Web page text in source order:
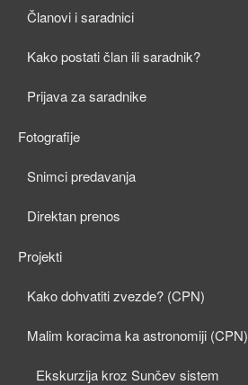
Članovi i saradnici
Kako postati član ili saradnik?
Prijava za saradnike
Fotografije
Snimci predavanja
Direktan prenos
Projekti
Kako dohvatiti zvezde? (CPN)
Malim koracima ka astronomiji (CPN)
Ekskurzija kroz Sunčev sistem